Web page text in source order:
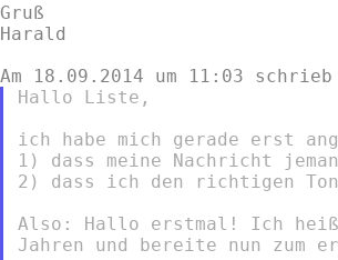
Gruß
Harald
Hallo Liste,
ich habe mich gerade erst
1) dass meine Nachricht
2) dass ich den richtigen
Also: Hallo erstmal! Ich
Jahren und bereite nun zum